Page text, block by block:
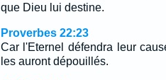
que Dieu lui destine.
Proverbes 22:23
Car l'Eternel défendra leur
les auront dépouillés.